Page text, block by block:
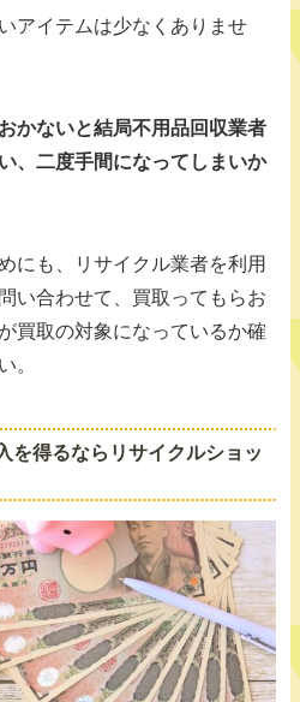
アイテムは少なくありませ
かないと結局不用品回収業者
、二度手間になってしまいか
にも、リサイクル業者を利用
い合わせて、買取ってもらお
買取の対象になっているか確
。
を得るならリサイクルショッ